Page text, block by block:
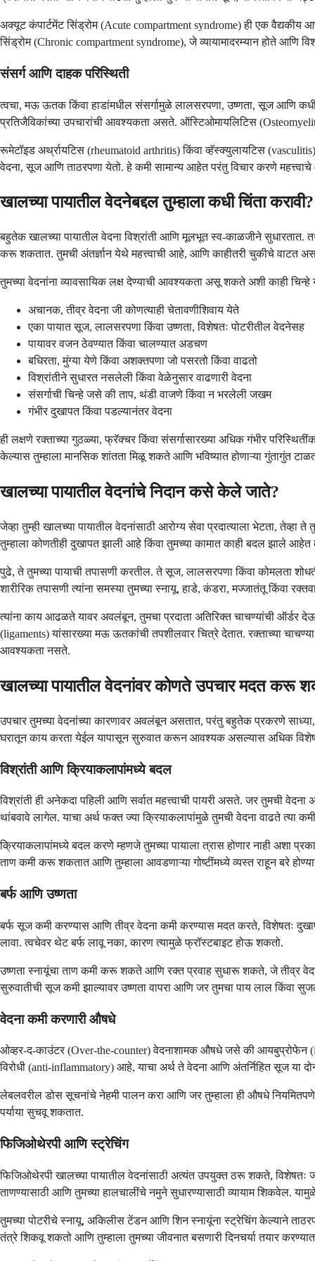
अक्यूट कंपार्टमेंट सिंड्रोम (Acute compartment syndrome) ही एक
सिंड्रोम (Chronic compartment syndrome), जे व्यायामादरम्यान होते आणि
संसर्ग आणि दाहक परिस्थिती
त्वचा, मऊ ऊतक किंवा हाडांमधील संसर्गामुळे लालसरपणा, उष्णता, सूज आणि
प्रतिजैविकांच्या उपचारांची आवश्यकता असते. ऑस्टिओमायलिटिस
रूमेटॉइड अर्थ्रायटिस (rheumatoid arthritis) किंवा व्हॅस्क्युलायटिस
वेदना, सूज आणि ताठरपणा येतो. हे कमी सामान्य आहेत परंतु विचार करणे
खालच्या पायातील वेदनेबद्दल तुम्हाला कधी चिंता करावी?
बहुतेक खालच्या पायातील वेदना विश्रांती आणि मूलभूत स्व-काळजीने सुधारतात.
करू शकतात. तुमची अंतर्ज्ञान येथे महत्त्वाची आहे, आणि काहीतरी चुकीचे वाटत
तुमच्या वेदनांना व्यावसायिक लक्ष देण्याची आवश्यकता असू शकते अशी काही
अचानक, तीव्र वेदना जी कोणत्याही चेतावणीशिवाय येते
एका पायात सूज, लालसरपणा किंवा उष्णता, विशेषतः पोटरीतील वेदनेसह
पायावर वजन ठेवण्यात किंवा चालण्यात अडचण
बधिरता, मुंग्या येणे किंवा अशक्तपणा जो पसरतो किंवा वाढतो
विश्रांतीने सुधारत नसलेली किंवा वेळेनुसार वाढणारी वेदना
संसर्गाची चिन्हे जसे की ताप, थंडी वाजणे किंवा न भरलेली जखम
गंभीर दुखापत किंवा पडल्यानंतर वेदना
ही लक्षणे रक्ताच्या गुठळ्या, फ्रॅक्चर किंवा संसर्गासारख्या अधिक गंभीर
केल्यास तुम्हाला मानसिक शांतता मिळू शकते आणि भविष्यात होणाऱ्या गुंतागुंत
खालच्या पायातील वेदनांचे निदान कसे केले जाते?
जेव्हा तुम्ही खालच्या पायातील वेदनांसाठी आरोग्य सेवा प्रदात्याला भेटता,
तुम्हाला कोणतीही दुखापत झाली आहे किंवा तुमच्या कामात काही बदल झाले
पुढे, ते तुमच्या पायाची तपासणी करतील. ते सूज, लालसरपणा किंवा कोमलता
शारीरिक तपासणी त्यांना समस्या तुमच्या स्नायू, हाडे, कंडरा, मज्जातंतू किंवा
त्यांना काय आढळते यावर अवलंबून, तुमचा प्रदाता अतिरिक्त चाचण्यांची
(ligaments) यांसारख्या मऊ ऊतकांची तपशीलवार चित्रे देतात. रक्ताच्या
आवश्यकता नसते.
खालच्या पायातील वेदनांवर कोणते उपचार मदत करू
उपचार तुमच्या वेदनांच्या कारणावर अवलंबून असतात, परंतु बहुतेक प्रकरणे साध्या,
घरातून काय करता येईल यापासून सुरुवात करून आवश्यक असल्यास अधिक विशेष
विश्रांती आणि क्रियाकलापांमध्ये बदल
विश्रांती ही अनेकदा पहिली आणि सर्वात महत्त्वाची पायरी असते. जर तुमची
थांबवावे लागेल. याचा अर्थ फक्त ज्या क्रियाकलापांमुळे तुमची वेदना वाढते त्या
क्रियाकलापांमध्ये बदल करणे म्हणजे तुमच्या पायाला त्रास होणार नाही अशा
ताण कमी करू शकतात आणि तुम्हाला आवडणाऱ्या गोष्टींमध्ये व्यस्त राहून बरे
बर्फ आणि उष्णता
बर्फ सूज कमी करण्यास आणि तीव्र वेदना कमी करण्यास मदत करते, विशेषतः
लावा. त्वचेवर थेट बर्फ लावू नका, कारण त्यामुळे फ्रॉस्टबाइट होऊ शकतो.
उष्णता स्नायूंचा ताण कमी करू शकते आणि रक्त प्रवाह सुधारू शकते, जे तीव्र
सुरुवातीची सूज कमी झाल्यावर उष्णता वापरा आणि जर तुमचा पाय लाल किंवा
वेदना कमी करणारी औषधे
ओव्हर-द-काउंटर (Over-the-counter) वेदनाशामक औषधे जसे की आयबुप्रोफेन
विरोधी (anti-inflammatory) आहे, याचा अर्थ ते वेदना आणि अंतर्निहित सूज या
लेबलवरील डोस सूचनांचे नेहमी पालन करा आणि जर तुम्हाला ही औषधे नियमितपणे
पर्याया सुचवू शकतात.
फिजिओथेरपी आणि स्ट्रेचिंग
फिजिओथेरपी खालच्या पायातील वेदनांसाठी अत्यंत उपयुक्त ठरू शकते, विशेषतः
ताणण्यासाठी आणि तुमच्या हालचालींचे नमुने सुधारण्यासाठी व्यायाम शिकवेल.
तुमच्या पोटरीचे स्नायू, अकिलीस टेंडन आणि शिन स्नायूंना स्ट्रेचिंग केल्याने
तंत्रे शिकवू शकतो आणि तुम्हाला तुमच्या जीवनात बसणारी दिनचर्या तयार